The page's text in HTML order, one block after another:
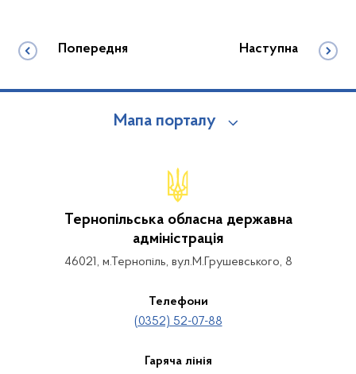
Попередня Наступна
Мапа порталу
Тернопільська обласна державна
адміністрація
46021, м.Тернопіль, вул.М.Грушевського, 8
Телефони
(0352) 52-07-88
Гаряча лінія